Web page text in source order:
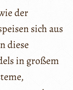
der
sich aus
diese
in großem